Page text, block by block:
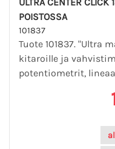
POISTOSSA
101837
Tuote 101837. "Ultra
kitaroille ja
potentiometrit,